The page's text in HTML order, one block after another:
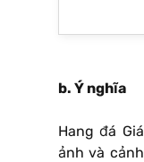
b. Ý nghĩa
Hang đá
ảnh và